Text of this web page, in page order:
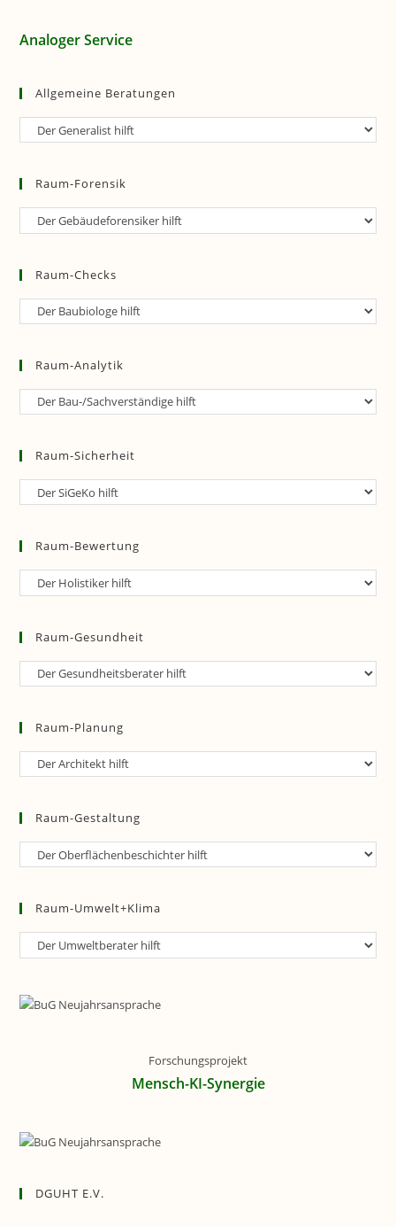
Analoger Service
Allgemeine Beratungen
Allgemeine
Raum-Forensik
Raum-
Raum-Checks
Raum-
Raum-Analytik
Raum-
Raum-Sicherheit
Raum-
Raum-Bewertung
Raum-
Raum-Gesundheit
Raum-
Raum-Planung
Raum-
Raum-Gestaltung
Raum-
Raum-Umwelt+Klima
Raum-
Forschungsprojekt
Mensch-KI-Synergie
DGUHT E.V.